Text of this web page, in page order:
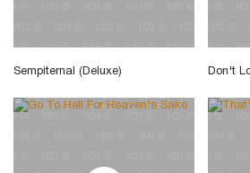
Sempiternal (Deluxe) Don't